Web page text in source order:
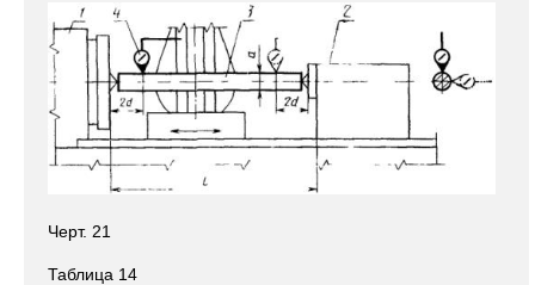
Черт. 21
Таблица 14